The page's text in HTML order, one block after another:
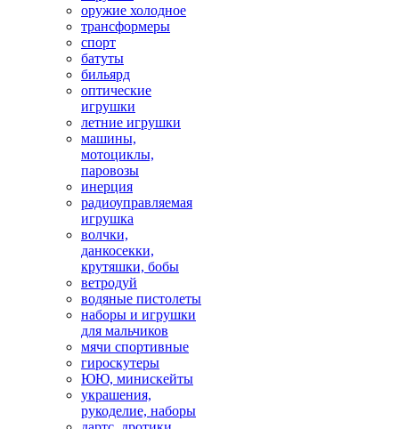
оружие холодное
трансформеры
спорт
батуты
бильярд
оптические
игрушки
летние игрушки
машины,
мотоциклы,
паровозы
инерция
радиоуправляемая
игрушка
волчки,
данкосекки,
крутяшки, бобы
ветродуй
водяные пистолеты
наборы и игрушки
для мальчиков
мячи спортивные
гироскутеры
ЮЮ, минискейты
украшения,
рукоделие, наборы